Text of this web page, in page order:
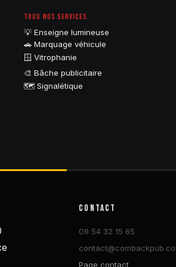
TOUS NOS SERVICES
💡 Enseigne lumineuse
🚗 Marquage véhicule
🪟 Vitrophanie
🎨 Bâche publicitaire
🗺️ Signalétique
CONTACT
09 54 32 15 65
Page contact